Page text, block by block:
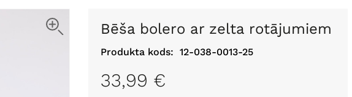
Bēša bolero ar zelta rotājumiem
Produkta kods: 12-038-0013-25
33,99 €